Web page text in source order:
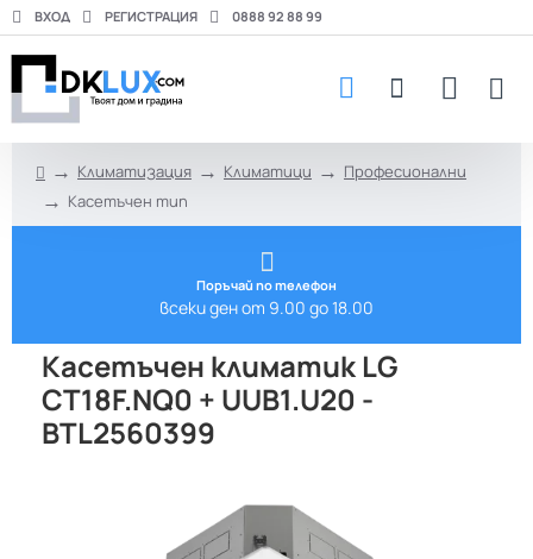
ВХОД РЕГИСТРАЦИЯ 0888 92 88 99
Климатизация Климатици
Професионални
Касетъчен тип
Поръчай по телефон
всеки ден от 9.00 до 18.00
Касетъчен климатик LG
CT18F.NQ0 + UUB1.U20 -
BTL2560399